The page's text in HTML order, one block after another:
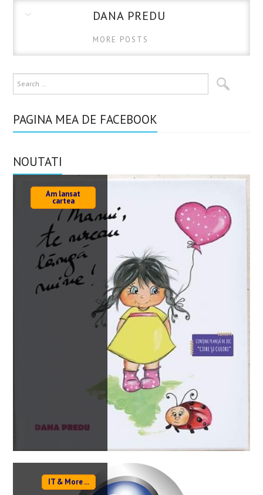
DANA PREDU
MORE POSTS
PAGINA MEA DE FACEBOOK
NOUTATI
Am lansat
cartea
IT & More ...